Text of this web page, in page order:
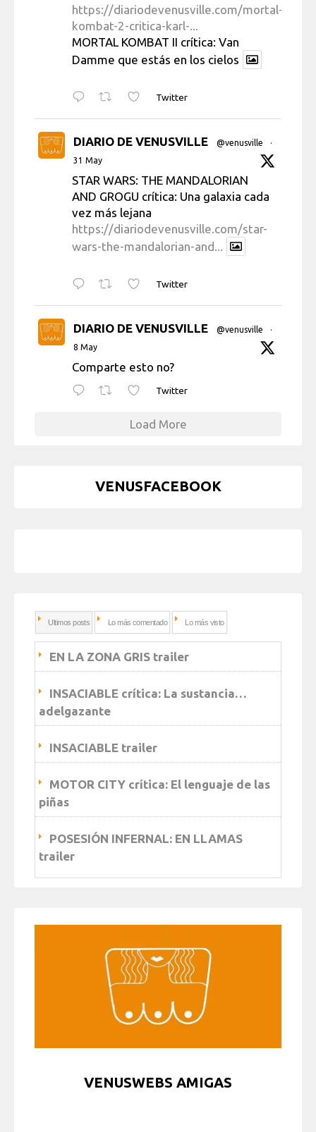
https://diariodevenusville.com/mortal-
kombat-2-critica-karl-...
MORTAL KOMBAT II crítica: Van
Damme que estás en los cielos
Twitter
DIARIO DE VENUSVILLE @venusville
·
31 May
STAR WARS: THE MANDALORIAN
AND GROGU crítica: Una galaxia cada
vez más lejana
https://diariodevenusville.com/star-
wars-the-mandalorian-and...
Twitter
DIARIO DE VENUSVILLE @venusville
·
8 May
Comparte esto no?
Twitter
Load More
VENUSFACEBOOK
Ultimos posts Lo más comentado Lo más visto
EN LA ZONA GRIS trailer
INSACIABLE crítica: La sustancia…
adelgazante
INSACIABLE trailer
MOTOR CITY crítica: El lenguaje de las
piñas
POSESIÓN INFERNAL: EN LLAMAS
trailer
VENUSWEBS AMIGAS